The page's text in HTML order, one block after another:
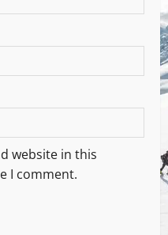
website in this
I comment.